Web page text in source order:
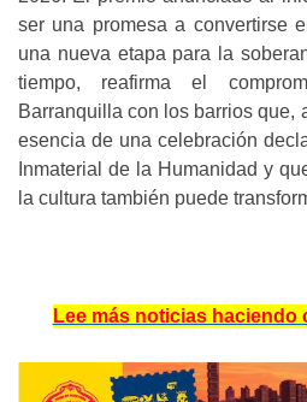
ser una promesa a convertirse
una nueva etapa para la
tiempo, reafirma el
Barranquilla con los barrios que,
esencia de una celebración
Inmaterial de la Humanidad y
la cultura también puede
Lee más noticias haciendo